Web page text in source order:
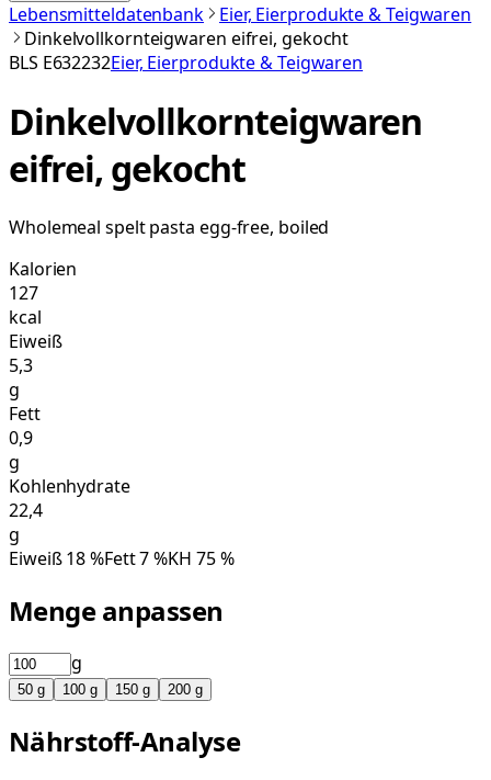
Lebensmitteldatenbank
Eier, Eierprodukte & Teigwaren
Dinkelvollkornteigwaren eifrei, gekocht
BLS E632232Eier, Eierprodukte & Teigwaren
Dinkelvollkornteigwaren
eifrei, gekocht
Wholemeal spelt pasta egg-free, boiled
Kalorien
127
kcal
Eiweiß
5,3
g
Fett
0,9
g
Kohlenhydrate
22,4
g
Eiweiß18%Fett7%KH 75%
Menge anpassen
g
50 g 100 g 150 g 200 g
Nährstoff-Analyse